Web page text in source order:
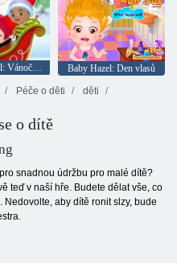
Dětská Hazel: Vánoční překvapení
Baby Hazel: Den vlasů
Péče o děti děti
o dítě
snadnou údržbu pro malé dítě?
teď v naší hře. Budete dělat vše, co
aby dítě ronit slzy, bude